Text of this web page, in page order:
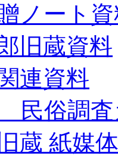
ノート
旧蔵資料
連資料
民俗調査
蔵 紙媒